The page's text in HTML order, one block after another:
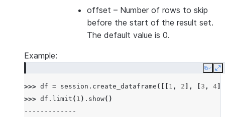
offset – Number of rows to skip
before the start of the result set.
The default value is 0.
Example:
Copy
>>> df = session . create_dataframe ([[ 1 , 2 ], 3 , 4
>>> df . limit ( 1 ) . show()
-------------